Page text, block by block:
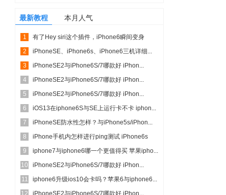
最新教程 本月人气
1
有了Hey siri这个插件，iPhone6瞬间变身
Mot...
2
iPhoneSE、iPhone6s、iPhone6三机详细...
3
iPhoneSE2与iPhone6S/7哪款好 iPhon...
4
iPhoneSE2与iPhone6S/7哪款好 iPhon...
5
iPhoneSE2与iPhone6S/7哪款好 iPhon...
6
iOS13在iphone6S与SE上运行卡不卡 iphon...
7
iPhoneSE防水性怎样？与iPhone5s/iPhon...
8
iPhone手机内怎样进行ping测试 iPhone6s
完...
9
iphone7与iphone6哪一个更值得买 苹果ipho...
10
iPhoneSE2与iPhone6S/7哪款好 iPhon...
11
iphone6升级ios10会卡吗？苹果6与iphone6...
12
iPhoneSE2与iPhone6S/7哪款好 iPhon...